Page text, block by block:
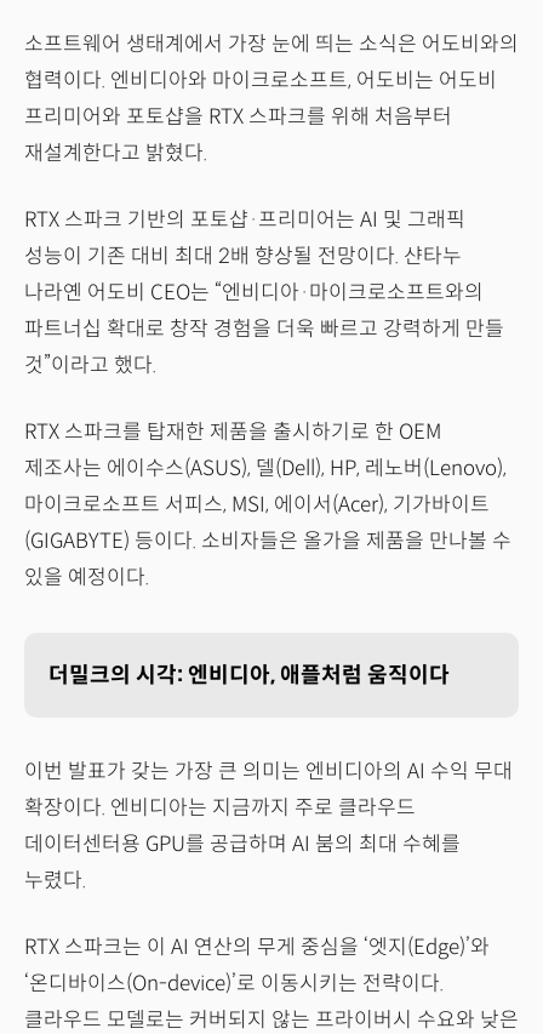
소프트웨어 생태계에서 가장 눈에 띄는 소식은 어도비와의
협력이다. 엔비디아와 마이크로소프트, 어도비는 어도비
프리미어와 포토샵을 RTX 스파크를 위해 처음부터
재설계한다고 밝혔다.
RTX 스파크 기반의 포토샵·프리미어는 AI 및 그래픽
성능이 기존 대비 최대 2배 향상될 전망이다. 샨타누
나라옌 어도비 CEO는 “엔비디아·마이크로소프트와의
파트너십 확대로 창작 경험을 더욱 빠르고 강력하게 만들
것”이라고 했다.
RTX 스파크를 탑재한 제품을 출시하기로 한 OEM
제조사는 에이수스(ASUS), 델(Dell), HP, 레노버(Lenovo),
마이크로소프트 서피스, MSI, 에이서(Acer), 기가바이트
(GIGABYTE) 등이다. 소비자들은 올가을 제품을 만나볼 수
있을 예정이다.
더밀크의 시각: 엔비디아, 애플처럼 움직이다
이번 발표가 갖는 가장 큰 의미는 엔비디아의 AI 수익 무대
확장이다. 엔비디아는 지금까지 주로 클라우드
데이터센터용 GPU를 공급하며 AI 붐의 최대 수혜를
누렸다.
RTX 스파크는 이 AI 연산의 무게 중심을 ‘엣지(Edge)’와
‘온디바이스(On-device)’로 이동시키는 전략이다.
클라우드 모델로는 커버되지 않는 프라이버시 수요와 낮은